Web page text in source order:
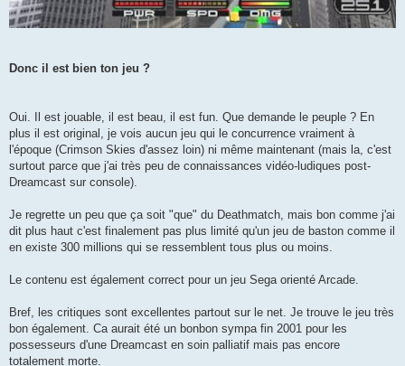
Donc il est bien ton jeu ?
Oui. Il est jouable, il est beau, il est fun. Que demande le peuple ? En
plus il est original, je vois aucun jeu qui le concurrence vraiment à
l'époque (Crimson Skies d'assez loin) ni même maintenant (mais la, c'est
surtout parce que j'ai très peu de connaissances vidéo-ludiques post-
Dreamcast sur console).
Je regrette un peu que ça soit "que" du Deathmatch, mais bon comme j'ai
dit plus haut c'est finalement pas plus limité qu'un jeu de baston comme il
en existe 300 millions qui se ressemblent tous plus ou moins.
Le contenu est également correct pour un jeu Sega orienté Arcade.
Bref, les critiques sont excellentes partout sur le net. Je trouve le jeu très
bon également. Ca aurait été un bonbon sympa fin 2001 pour les
possesseurs d'une Dreamcast en soin palliatif mais pas encore
totalement morte.